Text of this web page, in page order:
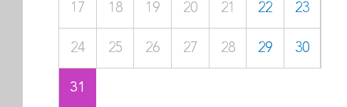
17 18 19 20 21 22 23
24 25 26 27 28 29 30
31